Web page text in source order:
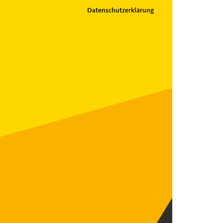
Datenschutzerklärung